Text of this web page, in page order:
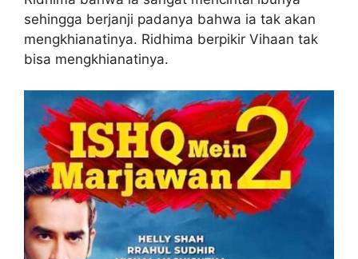
sehingga berjanji padanya bahwa ia tak akan
mengkhianatinya. Ridhima berpikir Vihaan tak
bisa mengkhianatinya.